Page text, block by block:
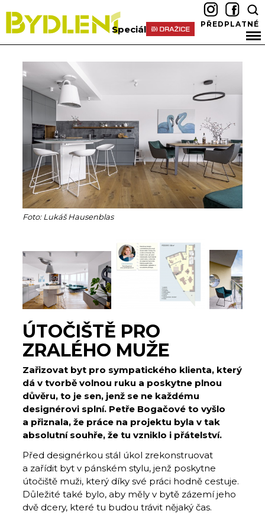
Speciál PŘEDPLATNÉ
Foto: Lukáš Hausenblas
ÚTOČIŠTĚ PRO
ZRALÉHO MUŽE
Zařizovat byt pro sympatického klienta, který
dá v tvorbě volnou ruku a poskytne plnou
důvěru, to je sen, jenž se ne každému
designérovi splní. Petře Bogačové to vyšlo
a přiznala, že práce na projektu byla v tak
absolutní souhře, že tu vzniklo i přátelství.
Před designérkou stál úkol zrekonstruovat
a zařídit byt v pánském stylu, jenž poskytne
útočiště muži, který díky své práci hodně cestuje.
Důležité také bylo, aby měly v bytě zázemí jeho
dvě dcery, které tu budou trávit nějaký čas.